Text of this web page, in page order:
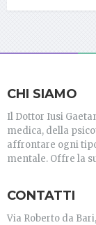
CHI SIAMO
Il Dottor Iusi
medica, della
affrontare ogni
mentale. Offre la
CONTATTI
Via Roberto da